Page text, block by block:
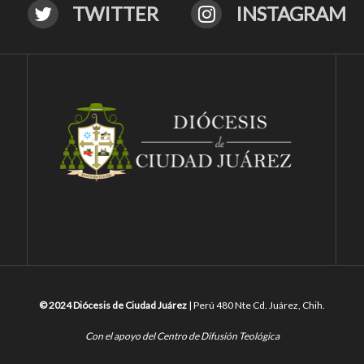
TWITTER INSTAGRAM
© 2024 Diócesis de Ciudad Juárez | Perú 480 Nte Cd. Juárez, Chih.
Con el apoyo del Centro de Difusión Teológica